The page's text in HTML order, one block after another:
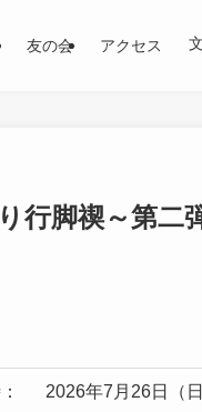
友の会 アクセス
脚禊～第二
2026年7月26日（日